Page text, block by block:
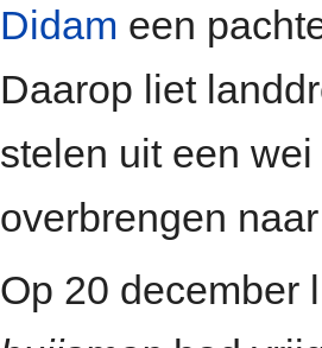
Didam een
Daarop liet
stelen uit een
overbrengen
Op 20 december